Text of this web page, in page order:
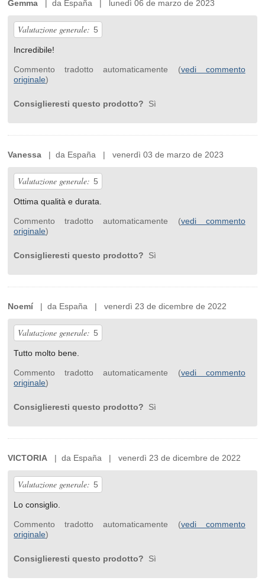
Gemma | da España | lunedì 06 de marzo de 2023
Valutazione generale: 5
Incredibile!
Commento tradotto automaticamente (vedi commento
originale)
Consiglieresti questo prodotto? Sì
Vanessa | da España | venerdì 03 de marzo de 2023
Valutazione generale: 5
Ottima qualità e durata.
Commento tradotto automaticamente (vedi commento
originale)
Consiglieresti questo prodotto? Sì
Noemí | da España | venerdì 23 de dicembre de 2022
Valutazione generale: 5
Tutto molto bene.
Commento tradotto automaticamente (vedi commento
originale)
Consiglieresti questo prodotto? Sì
VICTORIA | da España | venerdì 23 de dicembre de 2022
Valutazione generale: 5
Lo consiglio.
Commento tradotto automaticamente (vedi commento
originale)
Consiglieresti questo prodotto? Sì